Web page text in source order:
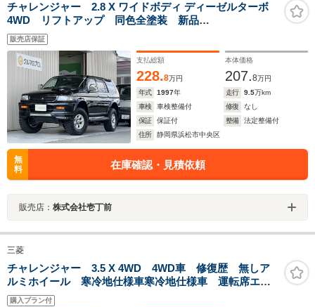
チャレンジャー 2.8 X ワイドボディ ディーゼルターボ
4WD リフトアップ 同色全塗装 新品
OPENCOUNTRY M/Tタイヤ 本革シート シートヒータ
ー 純正15インチアルミホイール リアスポイラー サ
イドステップ ウッドパネル オートエアコン パワー
ウインド 助手席SRS
販売店保証
支払総額
228.8万円
本体価格
207.8万円
年式
1997年 走行 9.5万km
車検
車検整備付 修復
なし
保証
保証付 整備
法定整備付
住所
静岡県浜松市中央区
無
料
在庫確認・見積依頼
販売店： 株式会社壱丁前
三菱
チャレンジャー 3.5 X 4WD 4WD車 修復歴 無しア
ルミホイール 寒冷地仕様車寒冷地仕様車 運転席エア
バッグ 助手席エアバッグ フロントフォグランプ
購入プラン付